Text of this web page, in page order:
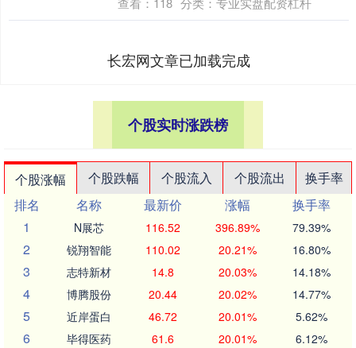
长宏网文章已加载完成
个股实时涨跌榜
个股涨幅 个股跌幅 个股流入 个股流出
换手率
排名
名称 最新价 涨幅
换手率
1
N展芯 116.52 396.89% 79.39%
2 锐翔智能 110.02 20.21% 16.80%
3 志特新材 14.8 20.03% 14.18%
4 博腾股份 20.44 20.02% 14.77%
5 近岸蛋白 46.72 20.01% 5.62%
6 毕得医药 61.6 20.01% 6.12%